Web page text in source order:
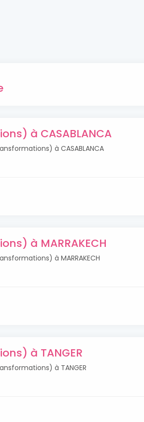
à CASABLANCA
à CASABLANCA
à MARRAKECH
à MARRAKECH
à TANGER
à TANGER